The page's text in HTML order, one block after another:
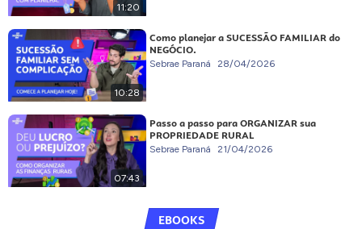
11:20
10:28
Como planejar a SUCESSÃO FAMILIAR do
NEGÓCIO.
Sebrae Paraná 28/04/2026
07:43
Passo a passo para ORGANIZAR sua
PROPRIEDADE RURAL
Sebrae Paraná 21/04/2026
EBOOKS